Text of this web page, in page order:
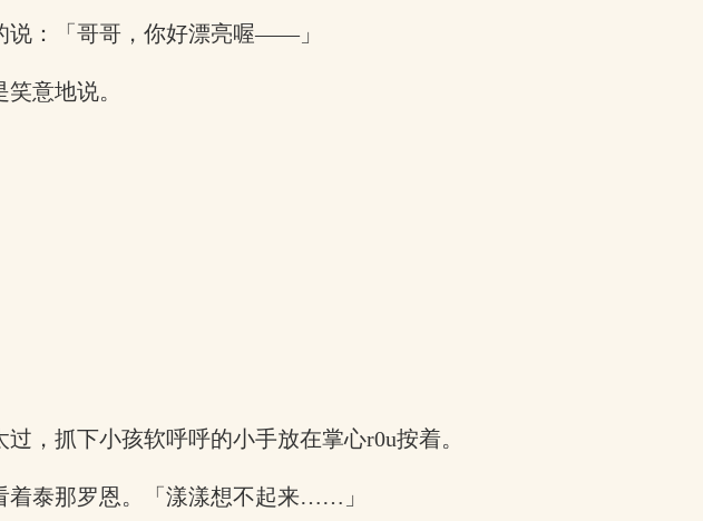
说：「哥哥，你好漂亮喔——」
意地说。
，抓下小孩软呼呼的小手放在掌心r0u按着。
泰那罗恩。「漾漾想不起来……」